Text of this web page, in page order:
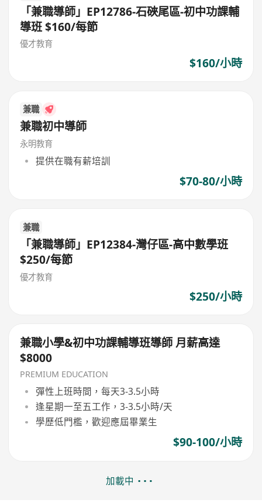
「兼職導師」EP12786-石硤尾區-初中功課輔
導班 $160/每節
優才教育
$160/小時
兼職
兼職初中導師
永明教育
提供在職有薪培訓
$70-80/小時
兼職
「兼職導師」EP12384-灣仔區-高中數學班
$250/每節
優才教育
$250/小時
兼職小學&初中功課輔導班導師 月薪高達
$8000
PREMIUM EDUCATION
彈性上班時間，每天3-3.5小時
逢星期一至五工作，3-3.5小時/天
學歷低門檻，歡迎應屆畢業生
$90-100/小時
加載中